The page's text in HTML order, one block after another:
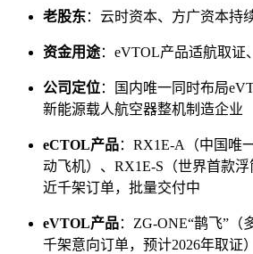
老股东：云时资本、方广资本持
资金用途：eVTOL产品适航取证
公司定位：国内唯一同时布局
新能源载人航空器整机制造企业
eCTOL产品：RX1E-A（中国唯
动飞机）、RX1E-S（世界首款浮
近千架订单，批量交付中
eVTOL产品：ZG-ONE“鹊飞”（
千架意向订单，预计2026年取证